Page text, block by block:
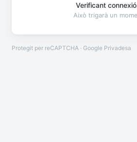
Verificant
Això trigarà un
Protegit per reCAPTCHA · Google Privadesa